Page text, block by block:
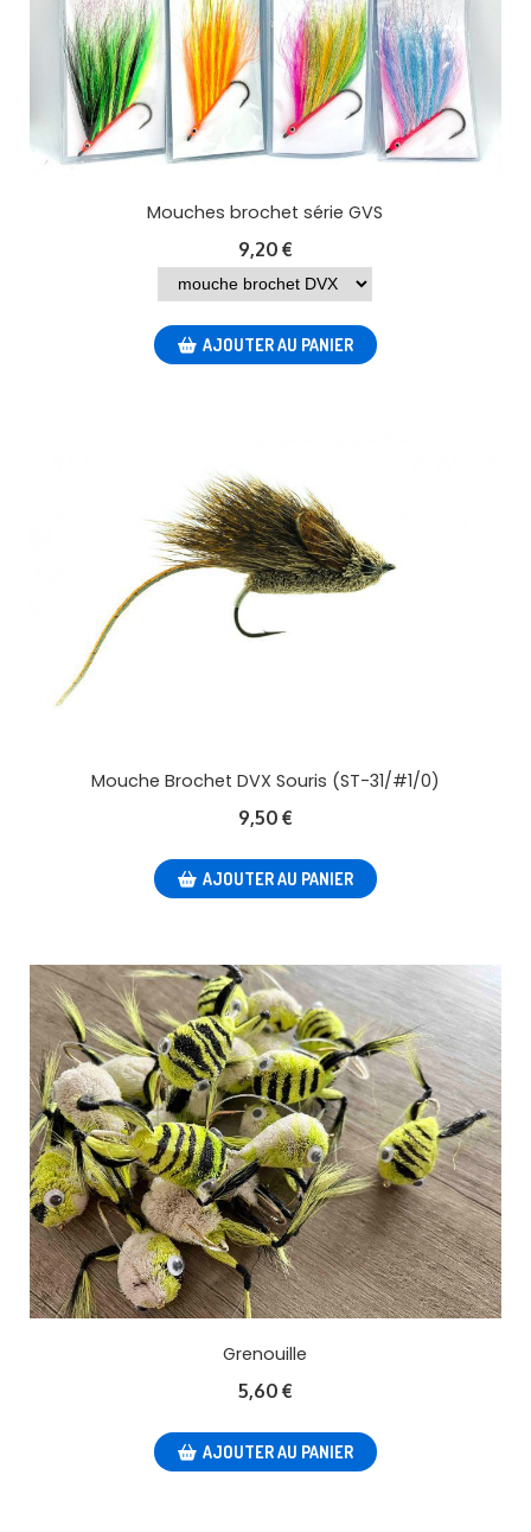
Mouches brochet série GVS
9,20 €
AJOUTER AU PANIER
Mouche Brochet DVX Souris (ST-31/#1/0)
9,50 €
AJOUTER AU PANIER
Grenouille
5,60 €
AJOUTER AU PANIER